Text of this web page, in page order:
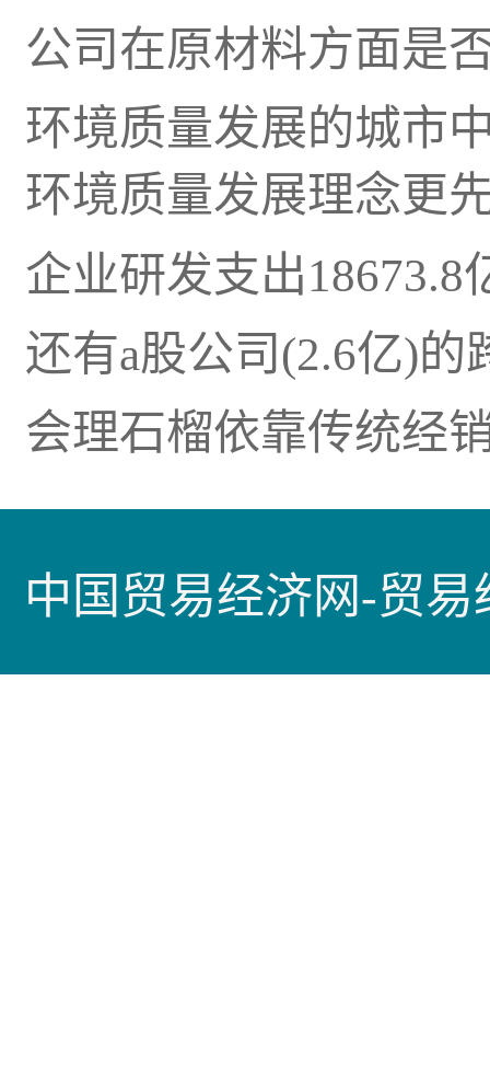
公司在原材料方面是
环境质量发展的城市
环境质量发展理念更
企业研发支出18673.8
还有a股公司(2.6亿)的
会理石榴依靠传统经
中国贸易经济网-贸